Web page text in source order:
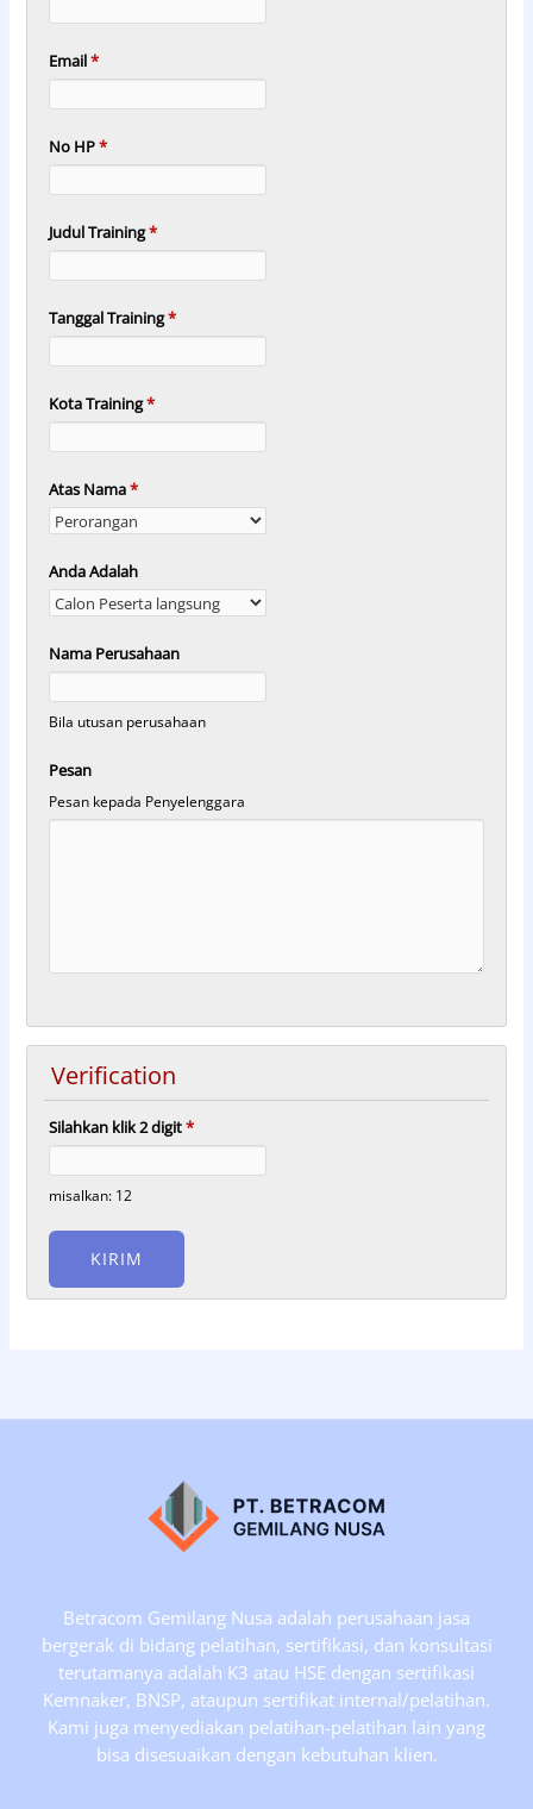
Email*
No HP*
Judul Training*
Tanggal Training*
Kota Training*
Atas Nama*
Anda Adalah
Nama Perusahaan
Bila utusan perusahaan
Pesan
Pesan kepada Penyelenggara
Verification
Silahkan klik 2 digit*
misalkan: 12
Betracom Gemilang Nusa adalah perusahaan jasa
bergerak di bidang pelatihan, sertifikasi, dan konsultasi
terutamanya adalah K3 atau HSE dengan sertifikasi
Kemnaker, BNSP, ataupun sertifikat internal/pelatihan.
Kami juga menyediakan pelatihan-pelatihan lain yang
bisa disesuaikan dengan kebutuhan klien.